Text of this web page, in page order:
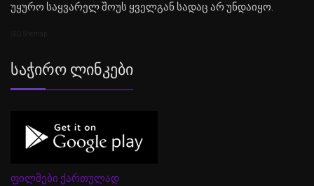
უყურო საყვარელ შოუს ყველგან სადაც არ უნდაიყო.
Საჭირო Ლინკები
ფილმები ქართულად